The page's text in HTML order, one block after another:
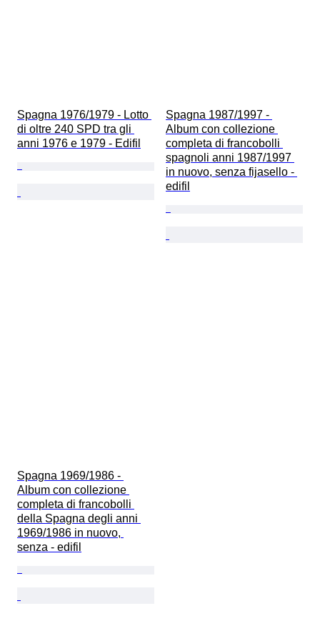
Spagna 1976/1979 - Lotto
di oltre 240 SPD tra gli
anni 1976 e 1979 - Edifil
Spagna 1987/1997 -
Album con collezione
completa di francobolli
spagnoli anni 1987/1997
in nuovo, senza fijasello -
edifil
Spagna 1969/1986 -
Album con collezione
completa di francobolli
della Spagna degli anni
1969/1986 in nuovo,
senza - edifil